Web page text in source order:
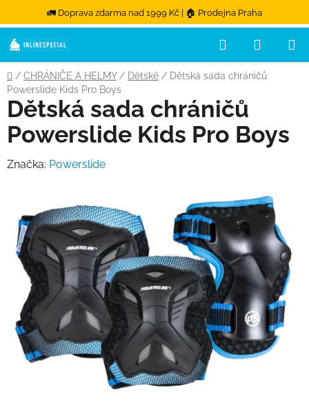
🚛 Doprava zdarma nad 1999 Kč | 🏠 Prodejna Praha
Přejít na obsah
Hledat
Domů
/ CHRÁNIČE A HELMY / Dětské / Dětská sada chráničů
Powerslide Kids Pro Boys
Dětská sada chráničů
Powerslide Kids Pro Boys
Značka: Powerslide